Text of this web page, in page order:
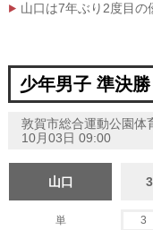
山口は7年ぶり2度目の
少年男子 準決勝
敦賀市総合運動公園体
10月03日 09:00
山口 3
単 3